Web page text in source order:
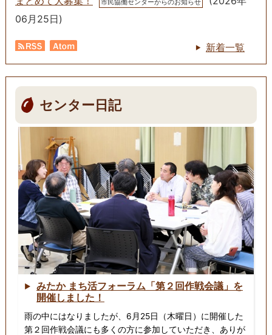
市民協働センターからのお知らせ
06月25日)
新着一覧
センター日記
みたか まち活フォーラム「第２回作戦会議」を
開催しました！
雨の中にはなりましたが、6月25日（木曜日）に開催した
第２回作戦会議にも多くの方に参加していただき、ありが